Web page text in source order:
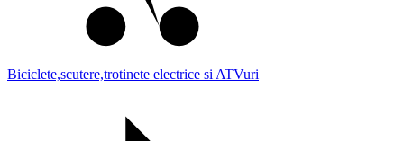
Biciclete,scutere,trotinete electrice si ATVuri